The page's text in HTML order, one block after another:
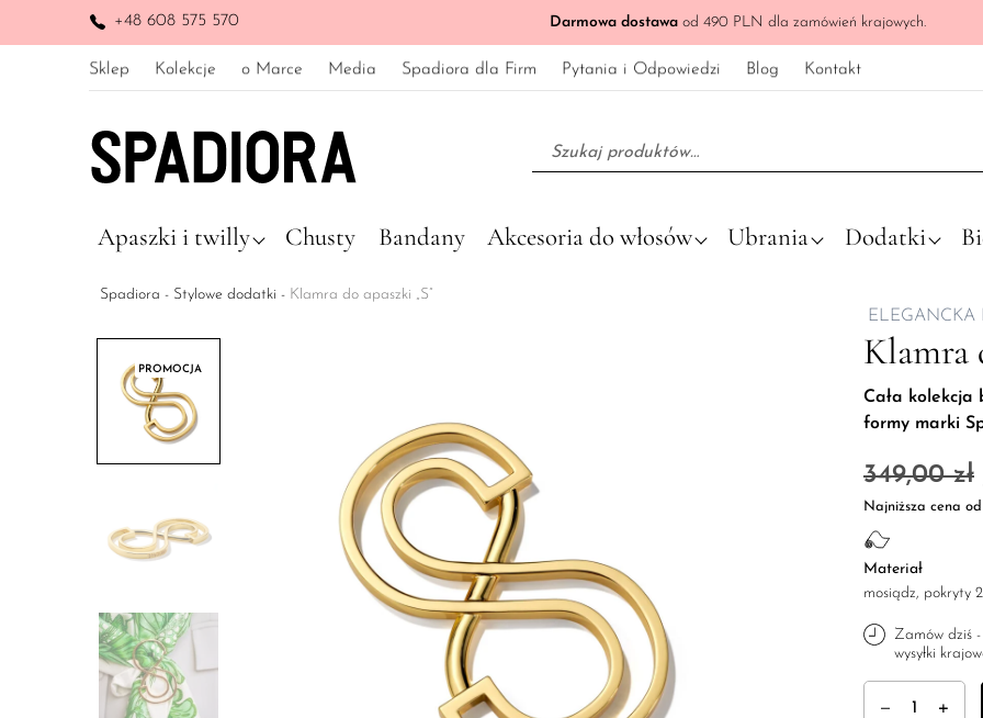
+48 608 575 570 Darmowa dostawa od 490 PLN dla zamówień krajowych.
Sklep Kolekcje o Marce Media Spadiora dla Firm Pytania i Odpowiedzi Blog Kontakt
Apaszki i twilly Chusty Bandany Akcesoria do włosów Ubrania Dodatki
Spadiora - Stylowe dodatki - Klamra do apaszki „S”
PROMOCJA
ELEGANCKA
Klamra
Cała
formy marki
349,00zł
Najniższa cena
Materiał
mosiądz, pokryty
Zamów dziś
wysyłki